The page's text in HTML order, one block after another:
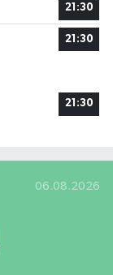
21:30
21:30
21:30
06.08.2026